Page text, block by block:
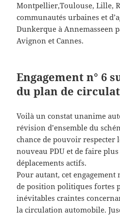
Montpellier,Toulouse, Lille,
communautés urbaines et
Dunkerque à Annemasseen
Avignon et Cannes.
Engagement n° 6
du plan de
Voilà un constat unanime
révision d’ensemble du
chance de pouvoir respecter
nouveau PDU et de faire
déplacements actifs.
Pour autant, cet engagement
de position politiques fortes
inévitables craintes
la circulation automobile.